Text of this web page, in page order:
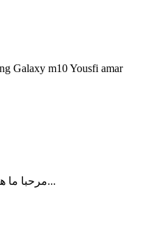
Galaxy m10 Yousfi amar
مرحبا ما هيا اسعار سامسونج نوت 10 برو...